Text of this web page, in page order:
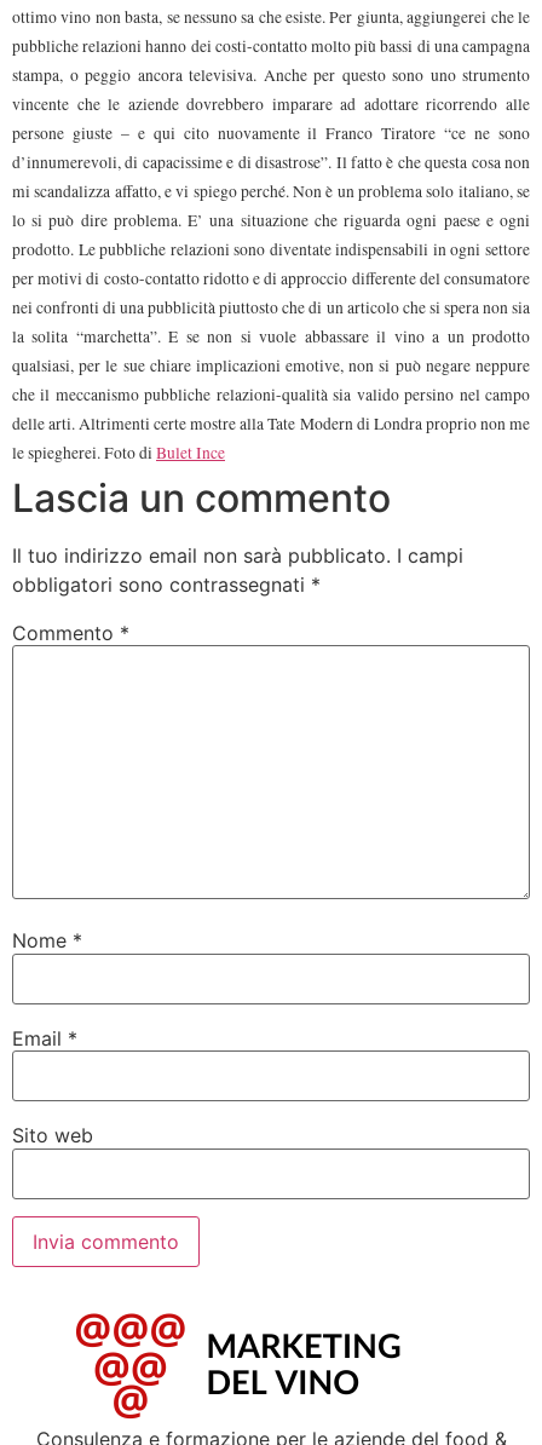
ottimo vino non basta, se nessuno sa che esiste. Per giunta, aggiungerei che le
pubbliche relazioni hanno dei costi-contatto molto più bassi di una campagna
stampa, o peggio ancora televisiva. Anche per questo sono uno strumento
vincente che le aziende dovrebbero imparare ad adottare ricorrendo alle
persone giuste – e qui cito nuovamente il Franco Tiratore “ce ne sono
d’innumerevoli, di capacissime e di disastrose”. Il fatto è che questa cosa non
mi scandalizza affatto, e vi spiego perché.Non è un problema solo italiano, se
lo si può dire problema. E’ una situazione che riguarda ogni paese e ogni
prodotto. Le pubbliche relazioni sono diventate indispensabili in ogni settore
per motivi di costo-contatto ridotto e di approccio differente del consumatore
nei confronti di una pubblicità piuttosto che di un articolo che si spera non sia
la solita “marchetta”. E se non si vuole abbassare il vino a un prodotto
qualsiasi, per le sue chiare implicazioni emotive, non si può negare neppure
che il meccanismo pubbliche relazioni-qualità sia valido persino nel campo
delle arti. Altrimenti certe mostre alla Tate Modern di Londra proprio non me
le spiegherei. Foto di Bulet Ince
Lascia un commento
Il tuo indirizzo email non sarà pubblicato. I campi
obbligatori sono contrassegnati *
Commento *
Nome *
Email *
Sito web
Consulenza e formazione per le aziende del food &